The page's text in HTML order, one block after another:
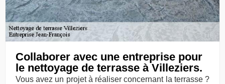
Collaborer avec une entreprise pour
le nettoyage de terrasse à Villeziers.
Vous avez un projet à réaliser concernant la terrasse ?